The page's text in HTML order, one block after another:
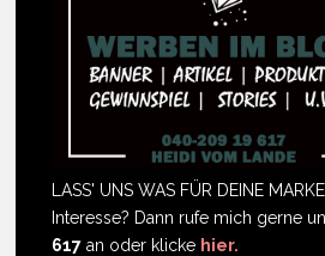
LASS' UNS WAS FÜR DEINE
Interesse? Dann rufe mich gerne
617 an oder klicke hier.